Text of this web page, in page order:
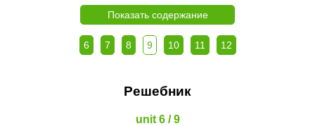
Показать содержание
6 7 8 9 10 11 12
Решебник
unit 6 / 9